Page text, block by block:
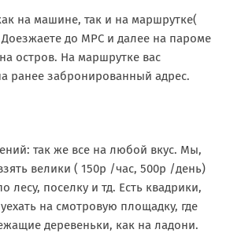
на машине, так и на маршрутке(
до МРС и далее на пароме
остров. На маршрутке вас
ранее забронированный адрес.
так же все на любой вкус. Мы,
велики ( 150р /час, 500р /день)
лесу, поселку и тд. Есть квадрики,
на смотровую площадку, где
деревеньки, как на ладони.